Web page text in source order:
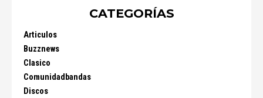
CATEGORÍAS
Articulos
Buzznews
Clasico
Comunidadbandas
Discos